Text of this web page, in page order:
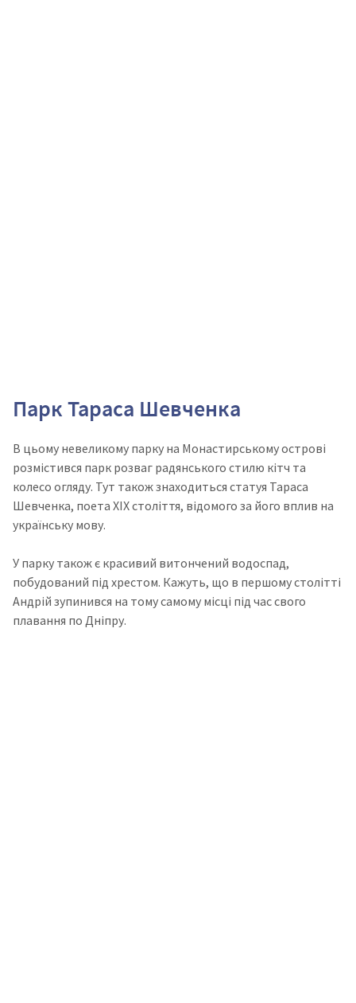
Парк Тараса Шевченка
В цьому невеликому парку на Монастирському острові
розмістився парк розваг радянського стилю кітч та
колесо огляду. Тут також знаходиться статуя Тараса
Шевченка, поета ХІХ століття, відомого за його вплив на
українську мову.
У парку також є красивий витончений водоспад,
побудований під хрестом. Кажуть, що в першому столітті
Андрій зупинився на тому самому місці під час свого
плавання по Дніпру.